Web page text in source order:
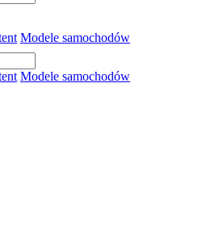
Modele samochodów
Modele samochodów